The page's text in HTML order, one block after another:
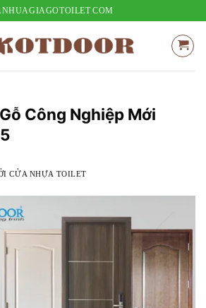
Công Nghiệp Mới
CỬA NHỰA TOILET